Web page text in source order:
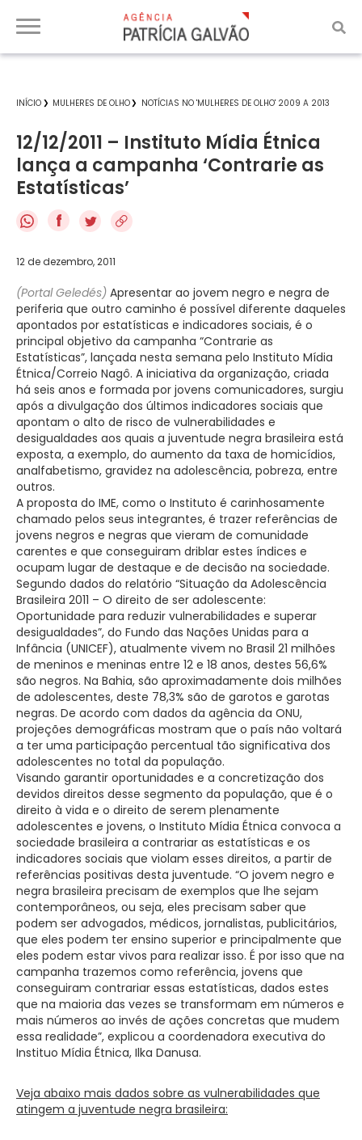
INÍCIO MULHERES DE OLHO NOTÍCIAS NO 'MULHERES DE OLHO' 2009 A 2013
12/12/2011 – Instituto Mídia Étnica
lança a campanha ‘Contrarie as
Estatísticas’
f
12 de dezembro, 2011
(Portal Geledés) Apresentar ao jovem negro e negra de
periferia que outro caminho é possível diferente daqueles
apontados por estatísticas e indicadores sociais, é o
principal objetivo da campanha “Contrarie as
Estatísticas”, lançada nesta semana pelo Instituto Mídia
Étnica/Correio Nagô. A iniciativa da organização, criada
há seis anos e formada por jovens comunicadores, surgiu
após a divulgação dos últimos indicadores sociais que
apontam o alto de risco de vulnerabilidades e
desigualdades aos quais a juventude negra brasileira está
exposta, a exemplo, do aumento da taxa de homicídios,
analfabetismo, gravidez na adolescência, pobreza, entre
outros.
A proposta do IME, como o Instituto é carinhosamente
chamado pelos seus integrantes, é trazer referências de
jovens negros e negras que vieram de comunidade
carentes e que conseguiram driblar estes índices e
ocupam lugar de destaque e de decisão na sociedade.
Segundo dados do relatório “Situação da Adolescência
Brasileira 2011 – O direito de ser adolescente:
Oportunidade para reduzir vulnerabilidades e superar
desigualdades”, do Fundo das Nações Unidas para a
Infância (UNICEF), atualmente vivem no Brasil 21 milhões
de meninos e meninas entre 12 e 18 anos, destes 56,6%
são negros. Na Bahia, são aproximadamente dois milhões
de adolescentes, deste 78,3% são de garotos e garotas
negras. De acordo com dados da agência da ONU,
projeções demográficas mostram que o país não voltará
a ter uma participação percentual tão significativa dos
adolescentes no total da população.
Visando garantir oportunidades e a concretização dos
devidos direitos desse segmento da população, que é o
direito à vida e o direito de serem plenamente
adolescentes e jovens, o Instituto Mídia Étnica convoca a
sociedade brasileira a contrariar as estatísticas e os
indicadores sociais que violam esses direitos, a partir de
referências positivas desta juventude. “O jovem negro e
negra brasileira precisam de exemplos que lhe sejam
contemporâneos, ou seja, eles precisam saber que
podem ser advogados, médicos, jornalistas, publicitários,
que eles podem ter ensino superior e principalmente que
eles podem estar vivos para realizar isso. É por isso que na
campanha trazemos como referência, jovens que
conseguiram contrariar essas estatísticas, dados estes
que na maioria das vezes se transformam em números e
mais números ao invés de ações concretas que mudem
essa realidade”, explicou a coordenadora executiva do
Instituo Mídia Étnica, Ilka Danusa.
Veja abaixo mais dados sobre as vulnerabilidades que
atingem a juventude negra brasileira: